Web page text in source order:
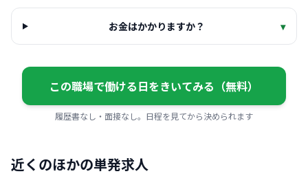
お金はかかりますか？ ▾
この職場で働ける日をきいてみる（無料）
履歴書なし・面接なし。日程を見てから決められます
近くのほかの単発求人